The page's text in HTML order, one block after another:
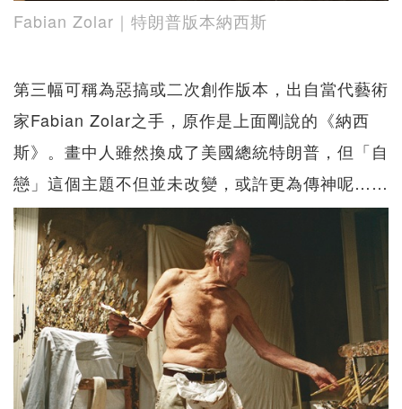
Fabian Zolar｜特朗普版本納西斯
第三幅可稱為惡搞或二次創作版本，出自當代藝術
家Fabian Zolar之手，原作是上面剛說的《納西
斯》。畫中人雖然換成了美國總統特朗普，但「自
戀」這個主題不但並未改變，或許更為傳神呢……